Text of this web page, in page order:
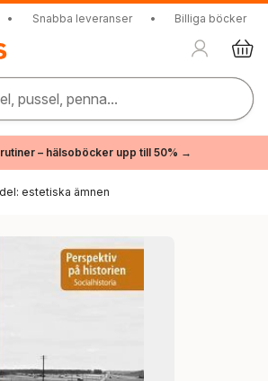
• Snabba leveranser • Billiga böcker
pussel, penna...
– hälsoböcker upp till 50% →
estetiska ämnen